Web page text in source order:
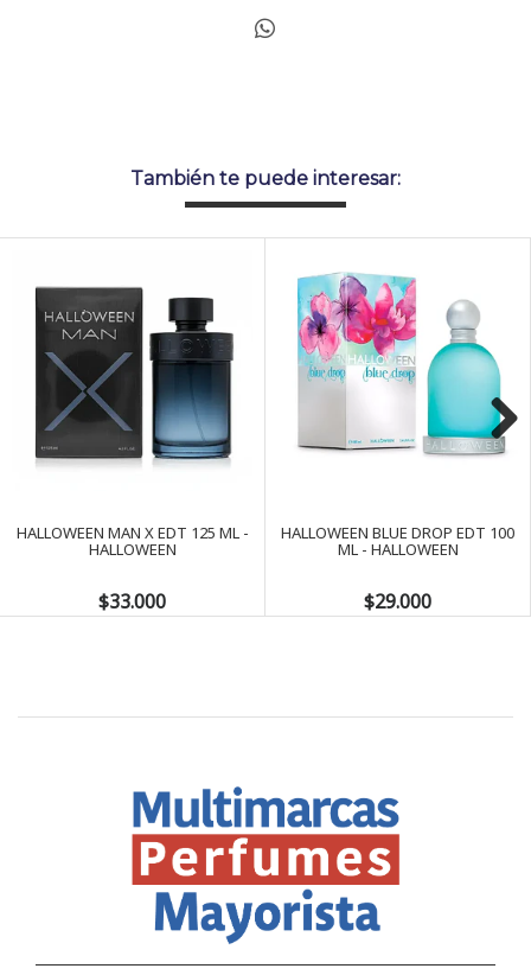
También te puede interesar:
HALLOWEEN MAN X EDT 125 ML -
HALLOWEEN
$33.000
HALLOWEEN BLUE DROP EDT 100
ML - HALLOWEEN
$29.000